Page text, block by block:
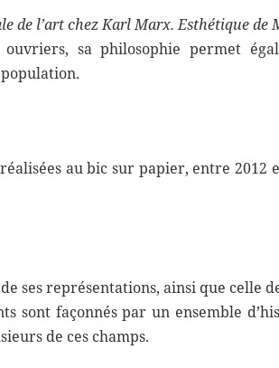
de l’art chez Karl Marx. Esthétique de
sa philosophie permet
au bic sur papier, entre 2012
ses représentations, ainsi que celle
façonnés par un ensemble
de ces champs.